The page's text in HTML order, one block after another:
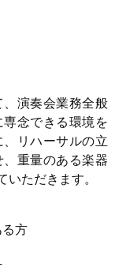
演奏会業務全般
念できる環境を
リハーサルの立
重量のある楽器
ただきます。
方